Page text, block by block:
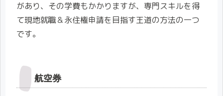
があり、その学費もかかりますが、専門スキルを得
て現地就職＆永住権申請を目指す王道の方法の一つ
です。
航空券